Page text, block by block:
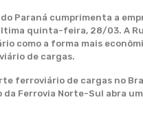
Paraná cumprimenta a
quinta-feira, 28/03. A
como a forma mais
de cargas.
ferroviário de cargas no
Ferrovia Norte-Sul abra